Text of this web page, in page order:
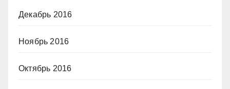
Декабрь 2016
Ноябрь 2016
Октябрь 2016